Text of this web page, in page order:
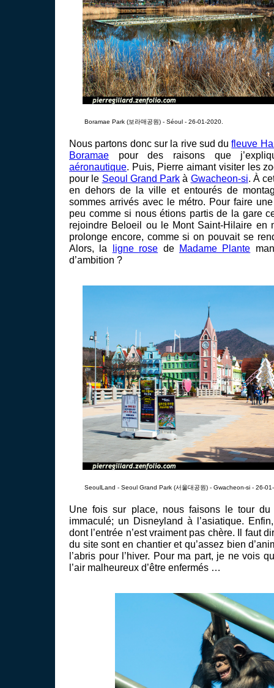
Boramae Park (보라매공원) - Séoul - 26-01-2020.
Nous partons donc sur la rive sud dufleuve
Boramae pour des raisons que
aéronautique. Puis, Pierre aimant visiter les
pour le Seoul Grand Park à Gwacheon-si. À
en dehors de la ville et entourés de
sommes arrivés avec le métro. Pour faire
peu comme si nous étions partis de la gare
rejoindre Beloeil ou le Mont Saint-Hilaire en
prolonge encore, comme si on pouvait se
Alors, la ligne rose de Madame Plante
d’ambition ?
SeoulLand - Seoul Grand Park (서울대공원) - Gwacheon-si - 26-
Une fois sur place, nous faisons le tour du
immaculé; un Disneyland à l’asiatique.
dont l’entrée n’est vraiment pas chère. Il faut
du site sont en chantier et qu’assez bien
l’abris pour l’hiver. Pour ma part, je ne vois
l’air malheureux d’être enfermés …